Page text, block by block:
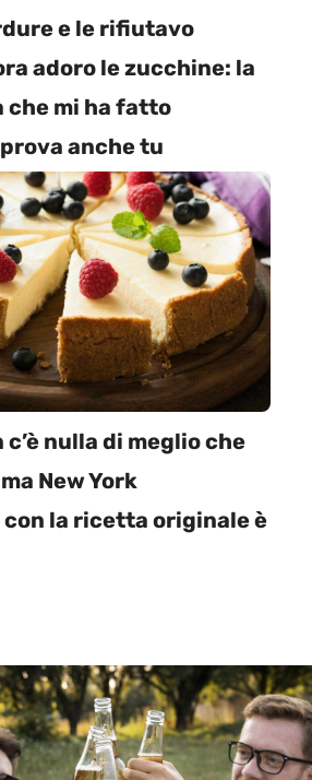
e le rifiutavo
adoro le zucchine: la
mi ha fatto
anche tu
nulla di meglio che
New York
la ricetta originale è